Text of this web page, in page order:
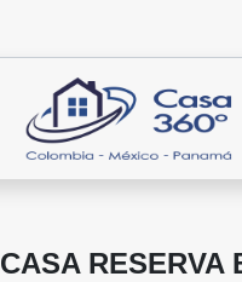
CASA RESERVA